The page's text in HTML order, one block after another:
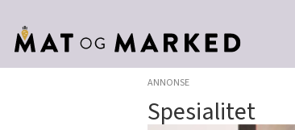
ANNONSE
Spesialitet